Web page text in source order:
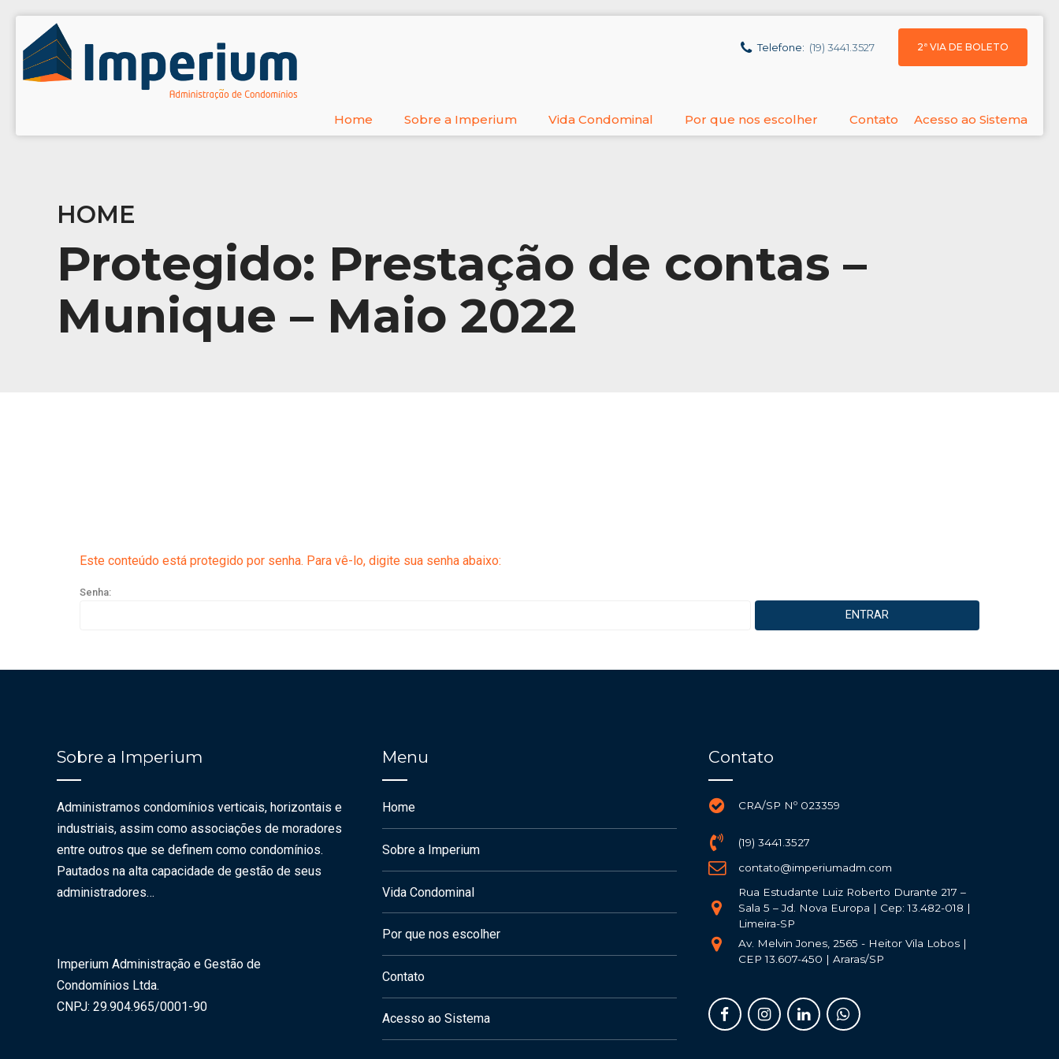
Telefone: (19) 3441.3527 2ª VIA DE BOLETO
Home Sobre a Imperium Vida Condominal Por que nos escolher Contato Acesso ao Sistema
HOME
Protegido: Prestação de contas –
Munique – Maio 2022
Este conteúdo está protegido por senha. Para vê-lo, digite sua senha abaixo:
Senha:
Sobre a Imperium
Administramos condomínios verticais, horizontais e
industriais, assim como associações de moradores
entre outros que se definem como condomínios.
Pautados na alta capacidade de gestão de seus
administradores…
Imperium Administração e Gestão de
Condomínios Ltda.
CNPJ: 29.904.965/0001-90
Menu
Home
Sobre a Imperium
Vida Condominal
Por que nos escolher
Contato
Acesso ao Sistema
Contato
CRA/SP Nº 023359
(19) 3441.3527
contato@imperiumadm.com
Rua Estudante Luiz Roberto Durante 217 –
Sala 5 – Jd. Nova Europa | Cep: 13.482-018 |
Limeira-SP
Av. Melvin Jones, 2565 - Heitor Vila Lobos |
CEP 13.607-450 | Araras/SP